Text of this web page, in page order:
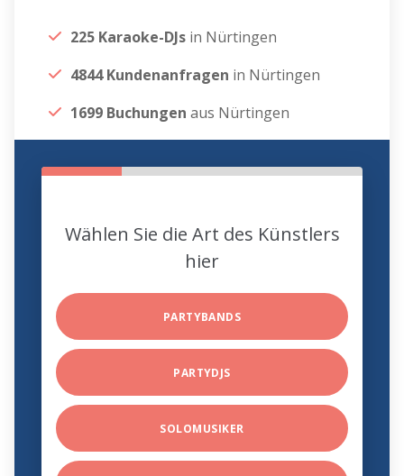
225 Karaoke-DJs in Nürtingen
4844 Kundenanfragen in Nürtingen
1699 Buchungen aus Nürtingen
Wählen Sie die Art des Künstlers
hier
PARTYBANDS
PARTYDJS
SOLOMUSIKER